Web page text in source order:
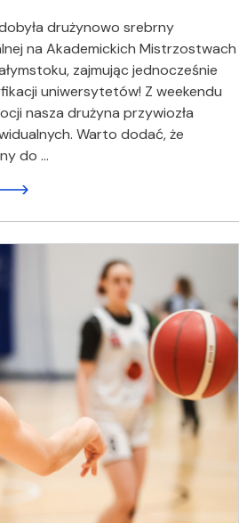
drużynowo srebrny
na Akademickich Mistrzostwach
zajmując jednocześnie
uniwersytetów! Z weekendu
nasza drużyna przywiozła
Warto dodać, że
do …